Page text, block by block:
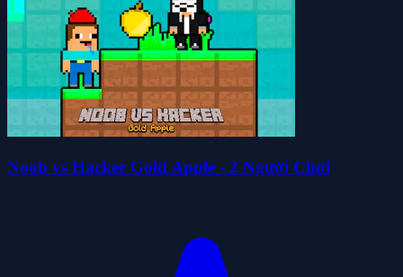
Noob vs Hacker Gold Apple - 2 Người Chơi